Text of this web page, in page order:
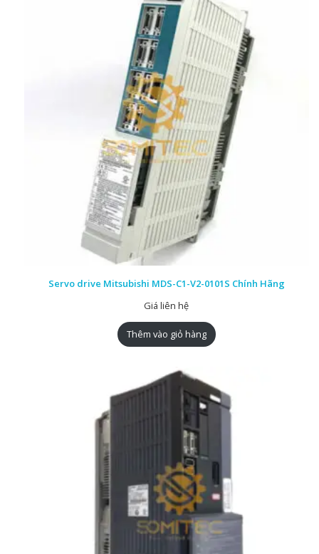
Servo drive Mitsubishi MDS-C1-V2-0101S Chính Hãng
Giá liên hệ
Thêm vào giỏ hàng